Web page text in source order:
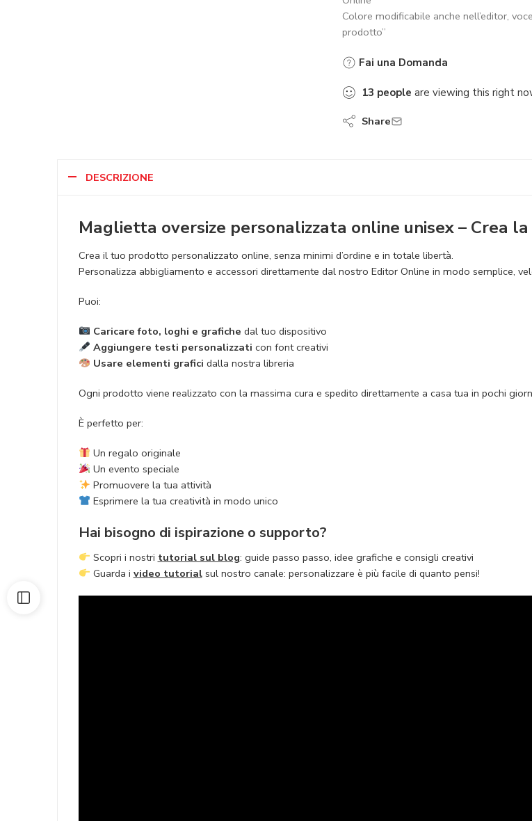
Colore modificabile anche nell’editor,
prodotto”
Fai una Domanda
10 people are viewing this right
Share
DESCRIZIONE
Maglietta oversize personalizzata online unisex – Crea
Crea il tuo prodotto personalizzato online, senza minimi d’ordine e in totale libertà.
Personalizza abbigliamento e accessori direttamente dal nostro Editor Online in modo semplice,
Puoi:
Caricare foto, loghi e grafiche dal tuo dispositivo
Aggiungere testi personalizzati con font creativi
Usare elementi grafici dalla nostra libreria
Ogni prodotto viene realizzato con la massima cura e spedito direttamente a casa tua in pochi
È perfetto per:
Un regalo originale
Un evento speciale
Promuovere la tua attività
Esprimere la tua creatività in modo unico
Hai bisogno di ispirazione o supporto?
Scopri i nostri tutorial sul blog: guide passo passo, idee grafiche e consigli creativi
Guarda i video tutorialsul nostro canale: personalizzare è più facile di quanto pensi!